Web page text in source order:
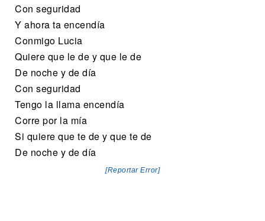
Con seguridad
Y ahora ta encendía
Conmigo Lucia
Quiere que le de y que le de
De noche y de día
Con seguridad
Tengo la llama encendía
Corre por la mía
Si quiere que te de y que te de
De noche y de día
[Reportar Error]